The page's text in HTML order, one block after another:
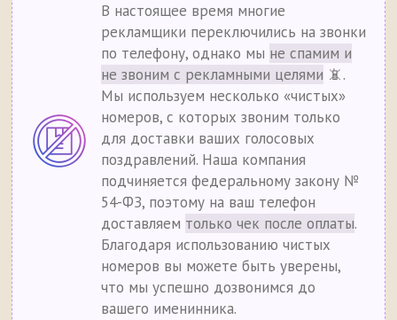
В настоящее время многие
рекламщики переключились на звонки
по телефону, однако мы не спамим и
не звоним с рекламными целями 📵.
Мы используем несколько «чистых»
номеров, с которых звоним только
для доставки ваших голосовых
поздравлений. Наша компания
подчиняется федеральному закону №
54-ФЗ, поэтому на ваш телефон
доставляем только чек после оплаты.
Благодаря использованию чистых
номеров вы можете быть уверены,
что мы успешно дозвонимся до
вашего именинника.